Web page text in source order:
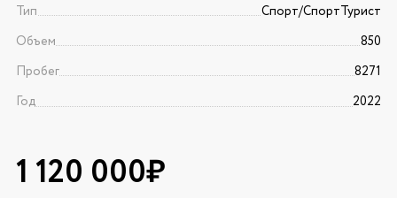
Тип
Спорт/CпортТурист
Объем
850
Пробег
8271
Год
2022
1 120 000₽